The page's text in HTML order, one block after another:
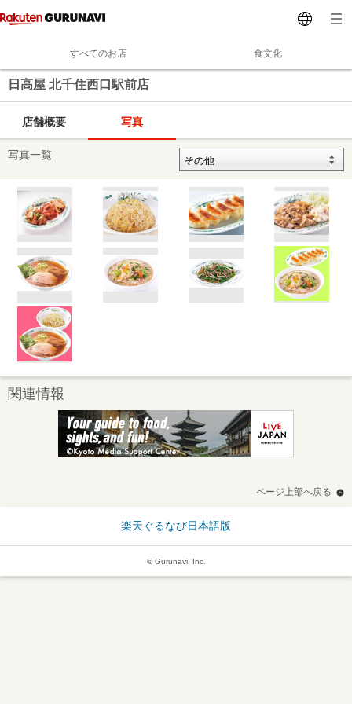
すべてのお店 食文化
日高屋 北千住西口駅前店
店舗概要 写真
写真一覧
関連情報
ページ上部へ戻る
楽天ぐるなび日本語版
© Gurunavi, Inc.